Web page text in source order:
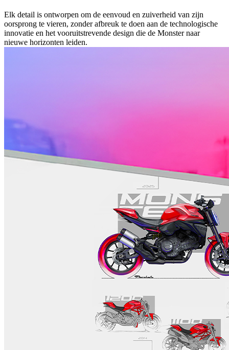
Elk detail is ontworpen om de eenvoud en zuiverheid van zijn
oorsprong te vieren, zonder afbreuk te doen aan de technologische
innovatie en het vooruitstrevende design die de Monster naar
nieuwe horizonten leiden.